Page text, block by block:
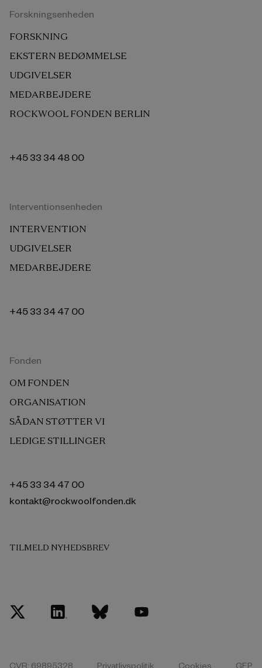
Forskningsenheden
FORSKNING
EKSTERN BEDØMMELSE
UDGIVELSER
MEDARBEJDERE
ROCKWOOL FONDEN BERLIN
+45 33 34 48 00
Interventionsenheden
INTERVENTION
UDGIVELSER
MEDARBEJDERE
+45 33 34 47 00
Fonden
OM FONDEN
ORGANISATION
SÅDAN STØTTER VI
LEDIGE STILLINGER
+45 33 34 47 00
kontakt@rockwoolfonden.dk
CVR: 69895328 Privatlivspolitik Cookies GEP
TILMELD NYHEDSBREV